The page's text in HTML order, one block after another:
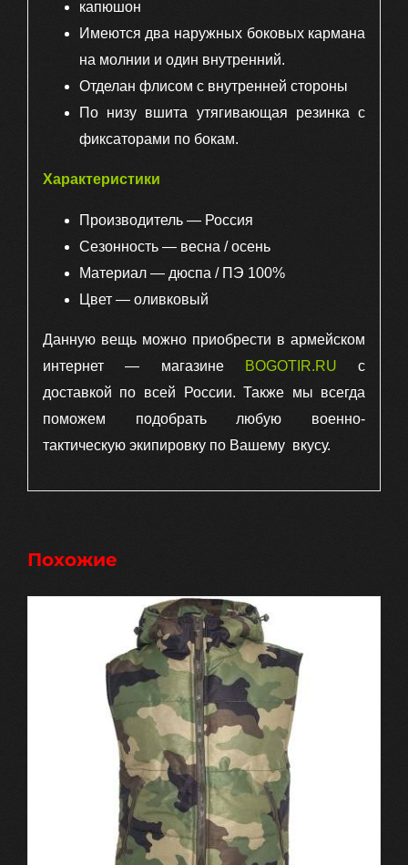
капюшон
Имеются два наружных боковых кармана
на молнии и один внутренний.
Отделан флисом с внутренней стороны
По низу вшита утягивающая резинка с
фиксаторами по бокам.
Характеристики
Производитель — Россия
Сезонность — весна / осень
Материал — дюспа / ПЭ 100%
Цвет — оливковый
Данную вещь можно приобрести в армейском
интернет — магазине
BOGOTIR.RU с
доставкой по всей России. Также мы всегда
поможем подобрать любую военно-
тактическую экипировку по Вашему вкусу.
Похожие